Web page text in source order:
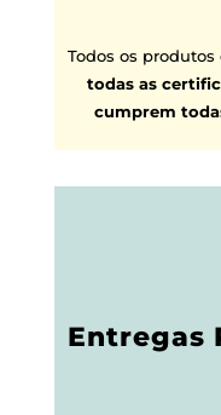
Todos os
todas as
cumprem
Entregas